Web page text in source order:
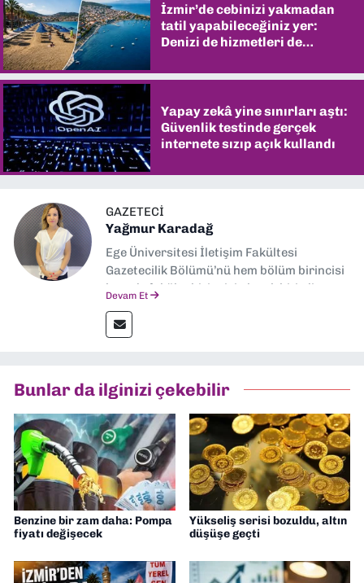
İzmir’de cebinizi yakmadan
tatil yapabileceğiniz yer:
Denizi de hizmetleri de
Yapay zekâ yine sınırları aştı:
Güvenlik testinde gerçek
internete sızıp açık kullandı
GAZETECI
Yağmur Karadağ
Ege Üniversitesi İletişim Fakültesi
Gazetecilik Bölümü’nü hem bölüm birincisi
hem de fakülte birincisi olarak bitirdim.
İletişim” üzerine yüksek lisans eğitimimi
tamamladım. Halen aynı anabilim dalında
Müdürü” olarak görev almaktayım. Hak
odaklı haberciliğe dair çalışmalar
yapıyorum
Devam Et
Bunlar da ilginizi çekebilir
Benzine bir zam daha: Pompa
fiyatı değişecek
Yükseliş serisi bozuldu, altın
düşüşe geçti